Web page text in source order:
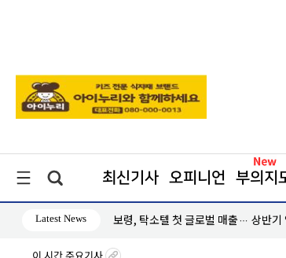
최신기사 오피니언 부의지
Latest News 입추폭염… 달라진 기후시계